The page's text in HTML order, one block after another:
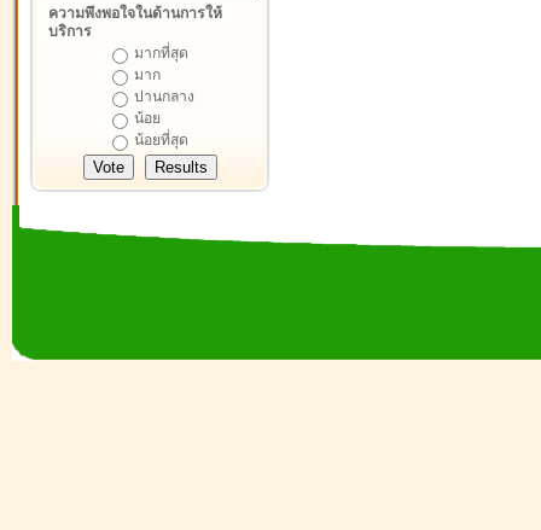
ความพึงพอใจในด้านการให้
บริการ
มากที่สุด
มาก
ปานกลาง
น้อย
น้อยที่สุด